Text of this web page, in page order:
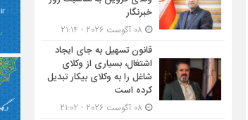
خبرنگار
قانون تسهیل به جای ایجاد
اشتغال، بسیاری از وکلای
شاغل را به وکلای بیکار تبدیل
کرده است